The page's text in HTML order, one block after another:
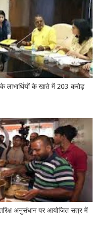
लाभार्थियों के खाते में 203 करोड़
अनुसंधान पर आयोजित सत्र में